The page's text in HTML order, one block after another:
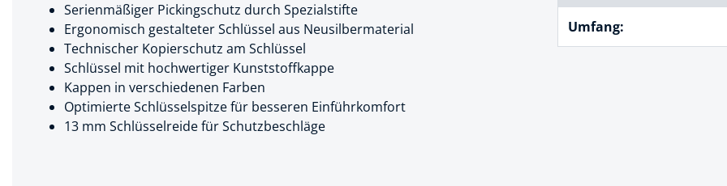
Spanntechnik
Spannungsprüfer
Stanzwerkzeuge & Lochwerkzeuge
Serienmäßiger Pickingschutz durch Spezialstifte
Ergonomisch gestalteter Schlüssel aus Neusilbermaterial
Technischer Kopierschutz am Schlüssel
Schlüssel mit hochwertiger Kunststoffkappe
Kappen in verschiedenen Farben
Optimierte Schlüsselspitze für besseren Einführkomfort
13 mm Schlüsselreide für Schutzbeschläge
Umfang: